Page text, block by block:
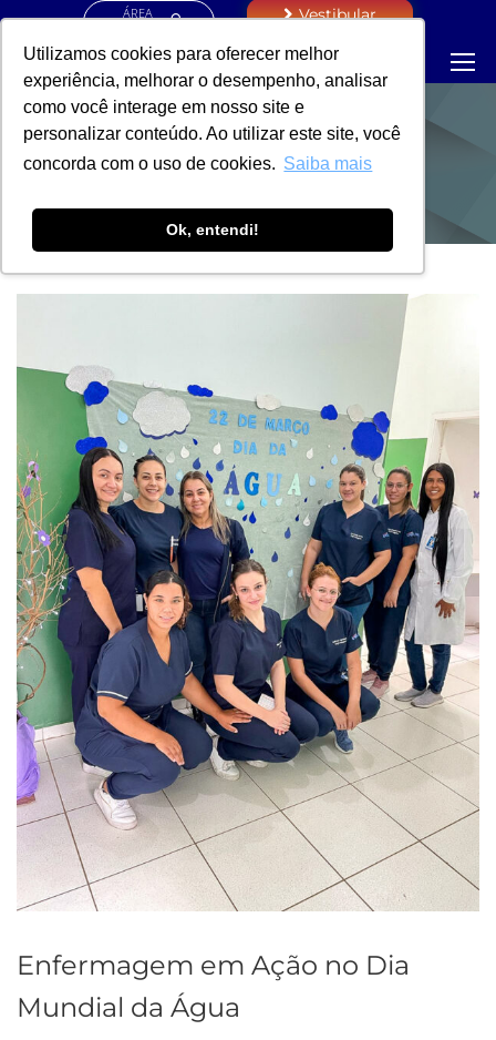
Utilizamos cookies para oferecer melhor
experiência, melhorar o desempenho, analisar
como você interage em nosso site e
personalizar conteúdo. Ao utilizar este site, você
concorda com o uso de cookies. Saiba mais
Ok, entendi!
ÁREA
Vestibular
NOTÍCIAS
Enfermagem em Ação no Dia
Mundial da Água